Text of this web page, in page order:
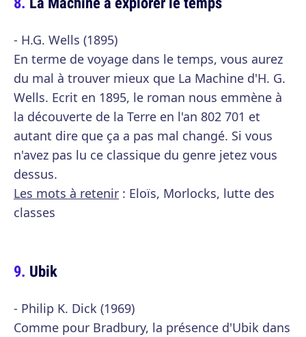
- H.G. Wells (1895)
En terme de voyage dans le temps, vous aurez
du mal à trouver mieux que La Machine d'H. G.
Wells. Ecrit en 1895, le roman nous emmène à
la découverte de la Terre en l'an 802 701 et
autant dire que ça a pas mal changé. Si vous
n'avez pas lu ce classique du genre jetez vous
dessus.
Les mots à retenir : Eloïs, Morlocks, lutte des
classes
Ubik
- Philip K. Dick (1969)
Comme pour Bradbury, la présence d'Ubik dans